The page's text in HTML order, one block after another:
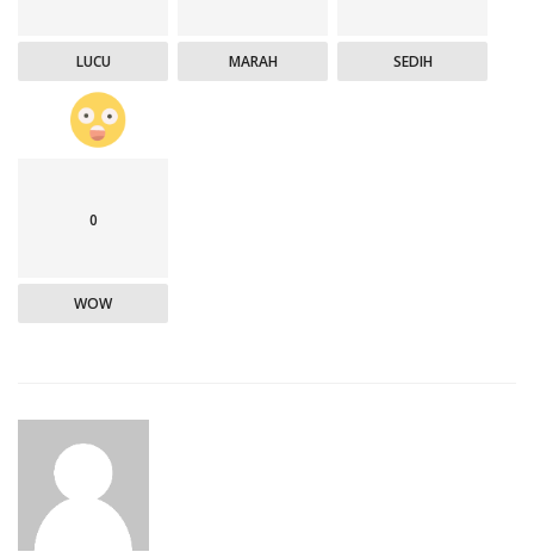
LUCU MARAH SEDIH
0
WOW